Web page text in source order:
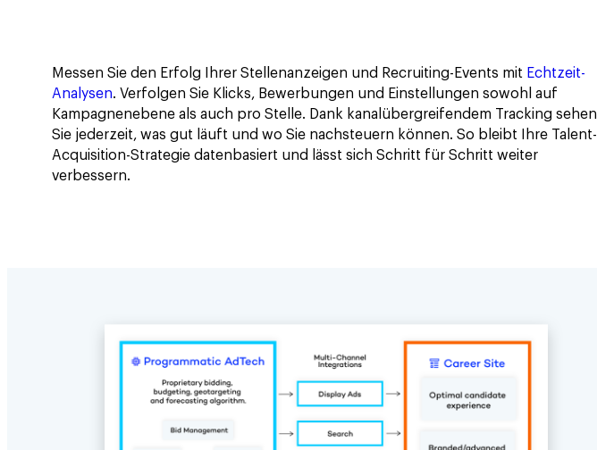
Messen Sie den Erfolg Ihrer Stellenanzeigen und Recruiting-Events mit Echtzeit-
Analysen. Verfolgen Sie Klicks, Bewerbungen und Einstellungen sowohl auf
Kampagnenebene als auch pro Stelle. Dank kanalübergreifendem Tracking sehen
Sie jederzeit, was gut läuft und wo Sie nachsteuern können. So bleibt Ihre Talent-
Acquisition-Strategie datenbasiert und lässt sich Schritt für Schritt weiter
verbessern.